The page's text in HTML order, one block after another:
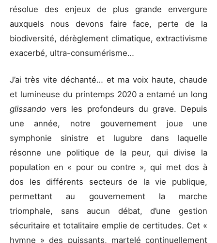
résolue des enjeux de plus grande envergure
auxquels nous devons faire face, perte de la
biodiversité, dérèglement climatique, extractivisme
exacerbé, ultra-consumérisme…
J’ai très vite déchanté… et ma voix haute, chaude
et lumineuse du printemps 2020 a entamé un long
glissandovers les profondeurs du grave. Depuis
une année, notre gouvernement joue une
symphonie sinistre et lugubre dans laquelle
résonne une politique de la peur, qui divise la
population en « pour ou contre », qui met dos à
dos les différents secteurs de la vie publique,
permettant au gouvernement la marche
triomphale, sans aucun débat, d’une gestion
sécuritaire et totalitaire emplie de certitudes. Cet «
hymne » des puissants, martelé continuellement